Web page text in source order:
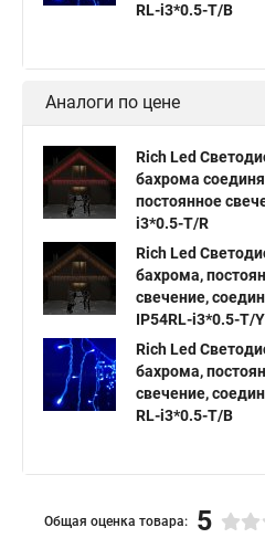
RL-i3*0.5-T/B
Аналоги по цене
Rich Led
бахрома
постоянное
i3*0.5-T/R
Rich Led
бахрома,
свечение,
IP54RL-i3*0.5-T/Y
Rich Led
бахрома,
свечение,
RL-i3*0.5-T/B
Общая оценка товара: 5